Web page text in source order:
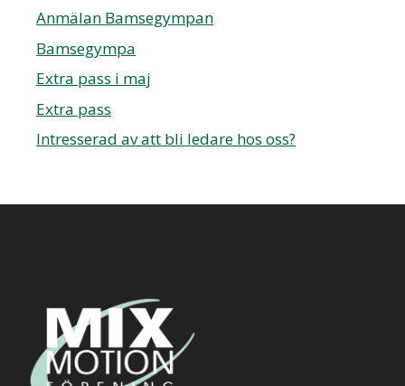
Anmälan Bamsegympan
Bamsegympa
Extra pass i maj
Extra pass
Intresserad av att bli ledare hos oss?